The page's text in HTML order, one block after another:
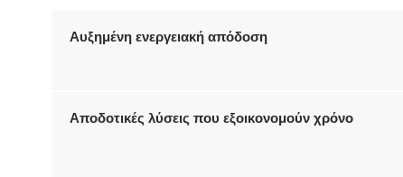
Αυξημένη ενεργειακή απόδοση
Αποδοτικές λύσεις που εξοικονομούν χρόνο